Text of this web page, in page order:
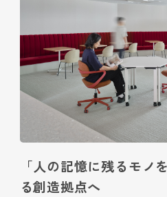
「人の記憶に残るモノ
る創造拠点へ